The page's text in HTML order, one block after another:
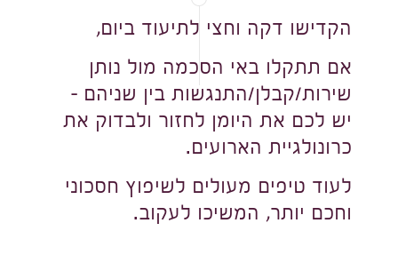
הקדישו דקה וחצי לתיעוד ביום,
אם תתקלו באי הסכמה מול נותן
שירות/קבלן/התנגשות בין שניהם –
יש לכם את היומן לחזור ולבדוק את
כרונולגיית הארועים.
לעוד טיפים מעולים לשיפוץ חסכוני
וחכם יותר, המשיכו לעקוב.